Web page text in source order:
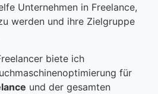
Unternehmen in Freelance,
werden und ihre Zielgruppe
biete ich
für
und der gesamten